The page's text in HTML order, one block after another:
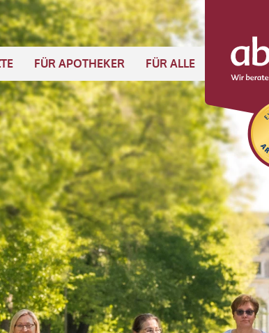
FÜR APOTHEKER FÜR ALLE